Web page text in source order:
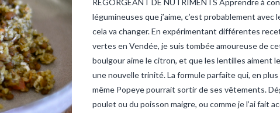
REGORGEANT DE NUTRIMENTS Apprendre à
légumineuses que j’aime, c’est probablement avec
cela va changer. En expérimentant différentes
vertes en Vendée, je suis tombée amoureuse de
boulgour aime le citron, et que les lentilles aiment
une nouvelle trinité. La formule parfaite qui, en
même Popeye pourrait sortir de ses vêtements.
poulet ou du poisson maigre, ou comme je l’ai fait